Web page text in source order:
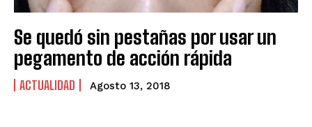
Se quedó sin pestañas por usar un
pegamento de acción rápida
ACTUALIDAD Agosto 13, 2018